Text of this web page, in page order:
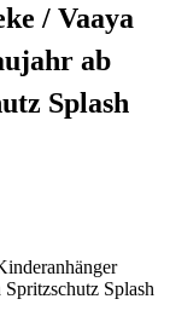
/ Vaaya
ab
Splash
Splash